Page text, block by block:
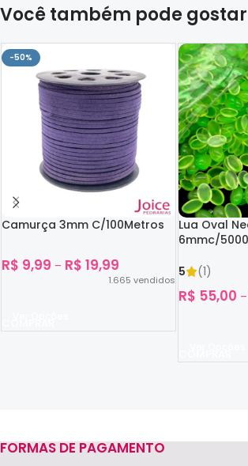
Você também pode gostar
-50%
Camurça 3mm C/100Metros
R$ 9,99 – R$ 19,99
1.665 vendidos
Lua Oval
6mmc/
5
(1)
R$ 55,00 –
Read more
FORMAS DE PAGAMENTO